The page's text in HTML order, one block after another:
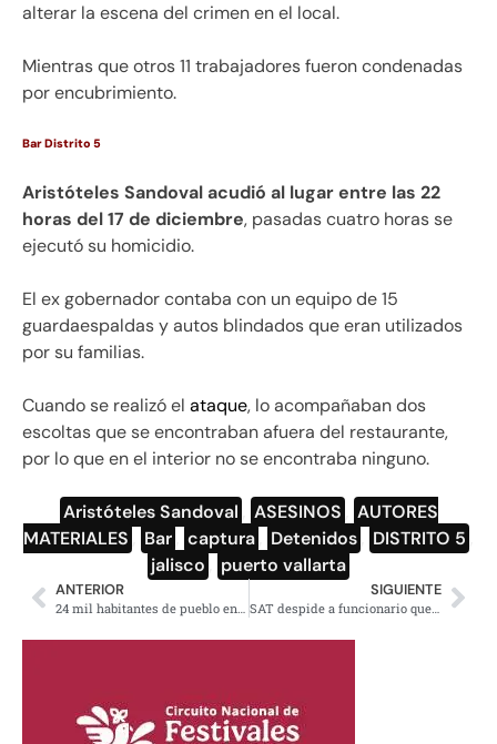
alterar la escena del crimen en el local.
Mientras que otros 11 trabajadores fueron condenadas
por encubrimiento.
Bar Distrito 5
Aristóteles Sandoval acudió al lugar entre las 22
horas del 17 de diciembre, pasadas cuatro horas se
ejecutó su homicidio.
El ex gobernador contaba con un equipo de 15
guardaespaldas y autos blindados que eran utilizados
por su familias.
Cuando se realizó el ataque, lo acompañaban dos
escoltas que se encontraban afuera del restaurante,
por lo que en el interior no se encontraba ninguno.
Aristóteles Sandoval ASESINOS
AUTORES
MATERIALES
Bar captura Detenidos DISTRITO 5
jalisco
puerto vallarta
ANTERIOR SIGUIENTE
SAT despide a funcionario que permitió lavado de dinero en HSBC